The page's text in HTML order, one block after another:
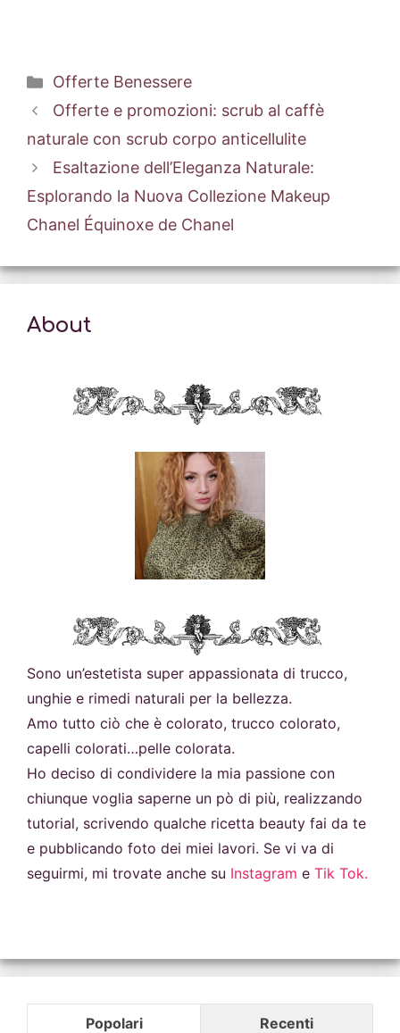
Categorie
Offerte Benessere
Offerte e promozioni: scrub al caffè
naturale con scrub corpo anticellulite
Esaltazione dell’Eleganza Naturale:
Esplorando la Nuova Collezione Makeup
Chanel Équinoxe de Chanel
About
Sono un’estetista super appassionata di trucco,
unghie e rimedi naturali per la bellezza.
Amo tutto ciò che è colorato, trucco colorato,
capelli colorati…pelle colorata.
Ho deciso di condividere la mia passione con
chiunque voglia saperne un pò di più, realizzando
tutorial, scrivendo qualche ricetta beauty fai da te
e pubblicando foto dei miei lavori. Se vi va di
seguirmi, mi trovate anche su Instagram e Tik Tok.
Popolari Recenti